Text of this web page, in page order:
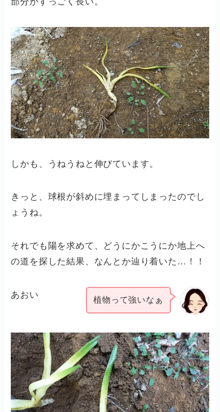
しかも、うねうねと伸びています。
きっと、球根が斜めに埋まってしまったのでし
ょうね。
それでも陽を求めて、どうにかこうにか地上へ
の道を探した結果、なんとか辿り着いた…！！
あおい
植物って強いなぁ